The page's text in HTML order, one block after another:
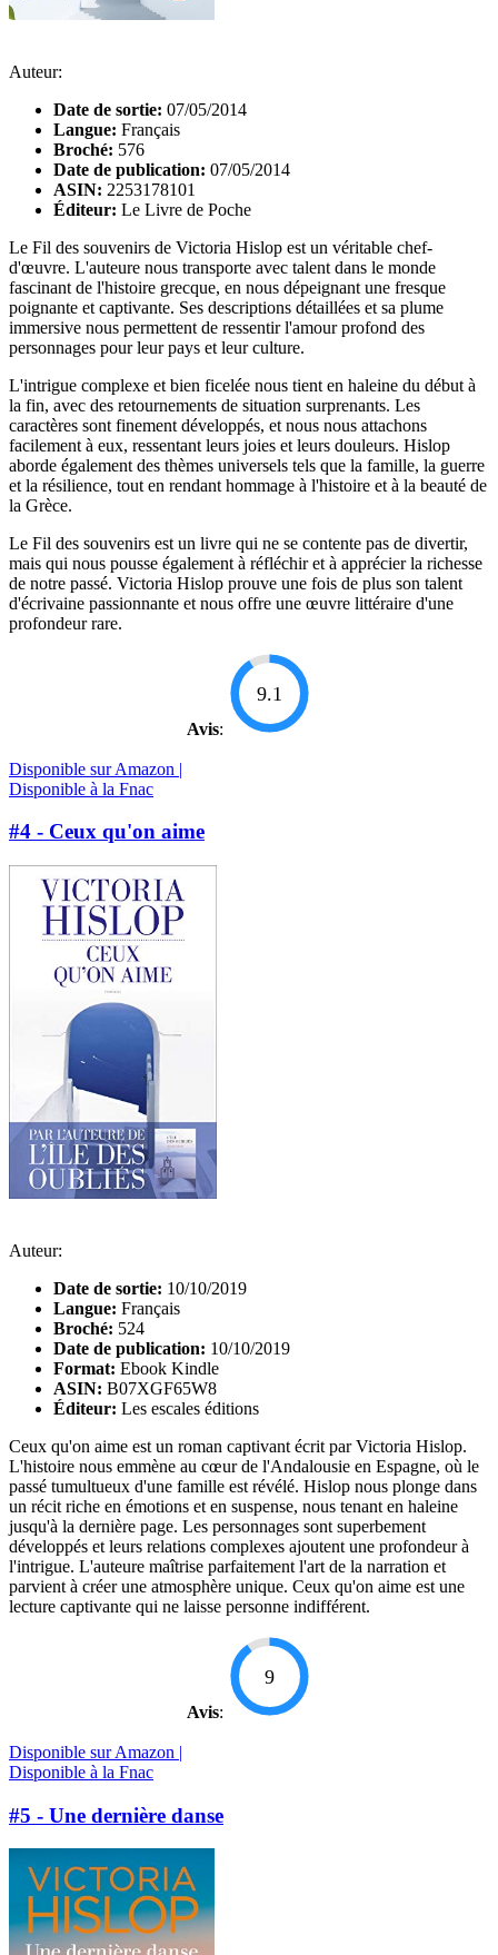
Auteur:
Date de sortie: 07/05/2014
Langue: Français
Broché: 576
Date de publication: 07/05/2014
ASIN: 2253178101
Éditeur: Le Livre de Poche
Le Fil des souvenirs de Victoria Hislop est un véritable chef-
d'œuvre. L'auteure nous transporte avec talent dans le monde
fascinant de l'histoire grecque, en nous dépeignant une fresque
poignante et captivante. Ses descriptions détaillées et sa plume
immersive nous permettent de ressentir l'amour profond des
personnages pour leur pays et leur culture.
L'intrigue complexe et bien ficelée nous tient en haleine du début à
la fin, avec des retournements de situation surprenants. Les
caractères sont finement développés, et nous nous attachons
facilement à eux, ressentant leurs joies et leurs douleurs. Hislop
aborde également des thèmes universels tels que la famille, la guerre
et la résilience, tout en rendant hommage à l'histoire et à la beauté de
la Grèce.
Le Fil des souvenirs est un livre qui ne se contente pas de divertir,
mais qui nous pousse également à réfléchir et à apprécier la richesse
de notre passé. Victoria Hislop prouve une fois de plus son talent
d'écrivaine passionnante et nous offre une œuvre littéraire d'une
profondeur rare.
Avis:
9.1
Disponible sur Amazon |
Disponible à la Fnac
#4 - Ceux qu'on aime
Auteur:
Date de sortie: 10/10/2019
Langue: Français
Broché: 524
Date de publication: 10/10/2019
Format: Ebook Kindle
ASIN: B07XGF65W8
Éditeur: Les escales éditions
Ceux qu'on aime est un roman captivant écrit par Victoria Hislop.
L'histoire nous emmène au cœur de l'Andalousie en Espagne, où le
passé tumultueux d'une famille est révélé. Hislop nous plonge dans
un récit riche en émotions et en suspense, nous tenant en haleine
jusqu'à la dernière page. Les personnages sont superbement
développés et leurs relations complexes ajoutent une profondeur à
l'intrigue. L'auteure maîtrise parfaitement l'art de la narration et
parvient à créer une atmosphère unique. Ceux qu'on aime est une
lecture captivante qui ne laisse personne indifférent.
Avis:
9
Disponible sur Amazon |
Disponible à la Fnac
#5 - Une dernière danse